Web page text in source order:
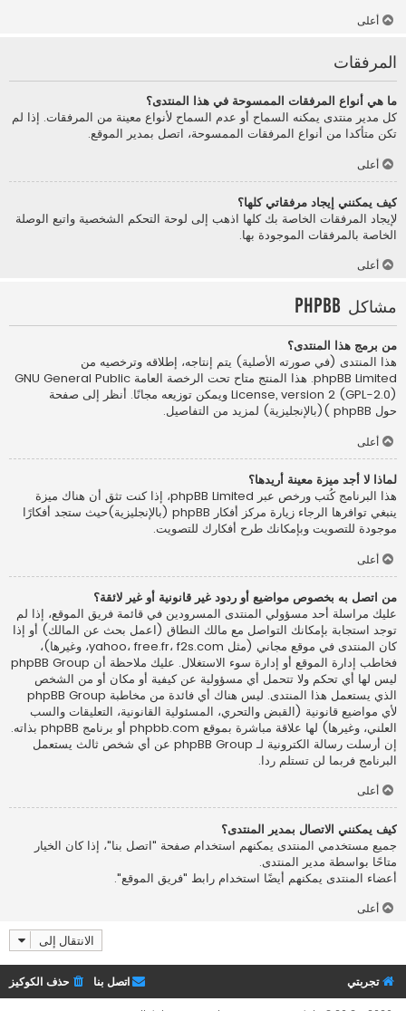
أعلى
المرفقات
ما هي أنواع المرفقات الممسوحة في هذا المنتدى؟
كل مدير منتدى يمكنه السماح أو عدم السماح لأنواع معينة من المرفقات. إذا لم
تكن متأكدا من أنواع المرفقات الممسوحة، اتصل بمدير الموقع.
أعلى
كيف يمكنني إيجاد مرفقاتي كلها؟
لإيجاد المرفقات الخاصة بك كلها اذهب إلى لوحة التحكم الشخصية واتبع الوصلة
الخاصة بالمرفقات الموجودة بها.
أعلى
مشاكل phpBB
من برمج هذا المنتدى؟
هذا المنتدى (في صورته الأصلية) يتم إنتاجه، إطلاقه وترخصيه من
phpBB Limited
. هذا المنتج متاح تحت الرخصة العامة GNU General Public
License, version 2 (GPL-2.0) ويمكن توزيعه مجانًا. أنظر إلى صفحة
حول phpBB )(بالإنجليزية)
لمزيد من التفاصيل.
أعلى
لماذا لا أجد ميزة معينة أريدها؟
هذا البرنامج كُتب ورخص عبر phpBB Limited، إذا كنت تثق أن هناك ميزة
ينبغي توافرها الرجاء زيارة مركز أفكار phpBB (بالإنجليزية)
حيث ستجد أفكارًا
موجودة للتصويت وبإمكانك طرح أفكارك للتصويت.
أعلى
من اتصل به بخصوص مواضيع أو ردود غير قانونية أو غير لائقة؟
عليك مراسلة أحد مسؤولي المنتدى المسرودين في قائمة فريق الموقع، إذا لم
توجد استجابة بإمكانك التواصل مع مالك النطاق (اعمل بحث عن المالك) أو إذا
كان المنتدى في موقع مجاني (مثل yahoo، free.fr، f2s.com، وغيرها)،
فخاطب إدارة الموقع أو إدارة سوء الاستغلال. عليك ملاحظة أن phpBB Group
ليس لها أي تحكم ولا تتحمل أي مسؤولية عن كيفية أو مكان أو من الشخص
الذي يستعمل هذا المنتدى. ليس هناك أي فائدة من مخاطبة phpBB Group
لأي مواضيع قانونية (القبض والتحري، المسئولية القانونية، التعليقات والسب
العلني، وغيرها) لها علاقة مباشرة بموقع phpbb.com أو برنامج phpBB بذاته.
إن أرسلت رسالة الكترونية لـ phpBB Group عن أي شخص ثالث يستعمل
البرنامج فربما لن تستلم ردا.
أعلى
كيف يمكنني الاتصال بمدير المنتدى؟
جميع مستخدمي المنتدى يمكنهم استخدام صفحة "اتصل بنا"، إذا كان الخيار
متاحًا بواسطة مدير المنتدى.
أعضاء المنتدى يمكنهم أيضًا استخدام رابط "فريق الموقع".
أعلى
الانتقال إلى
تجربتي حذف الكوكيز اتصل بنا